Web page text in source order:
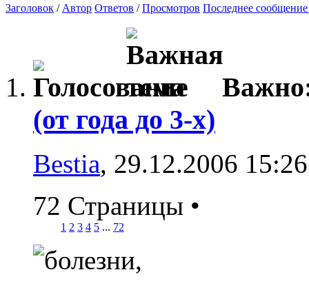
Заголовок / Автор Ответов /Просмотров Последнее сообщение
(от года до 3-х)
Bestia, 29.12.2006 15:26
72 Страницы •
1 2 3 4 5 ... 72